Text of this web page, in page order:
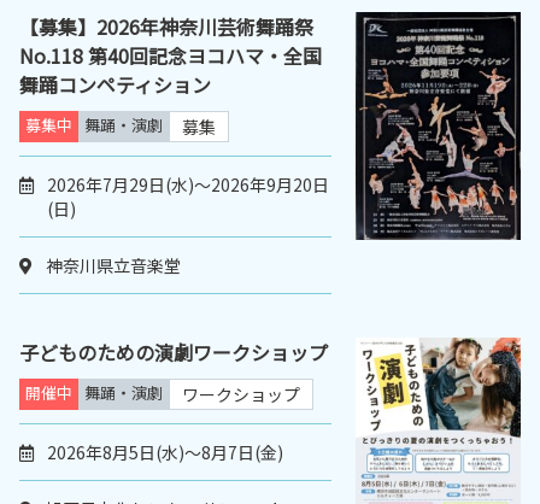
【募集】2026年神奈川芸術舞踊祭
No.118 第40回記念ヨコハマ・全国
舞踊コンペティション
募集中 舞踊・演劇 募集
2026年7月29日(水)～2026年9月20日
(日)
神奈川県立音楽堂
子どものための演劇ワークショップ
開催中 舞踊・演劇 ワークショップ
2026年8月5日(水)～8月7日(金)